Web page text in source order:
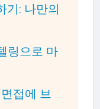
기: 나만의
링으로 마
접에 브